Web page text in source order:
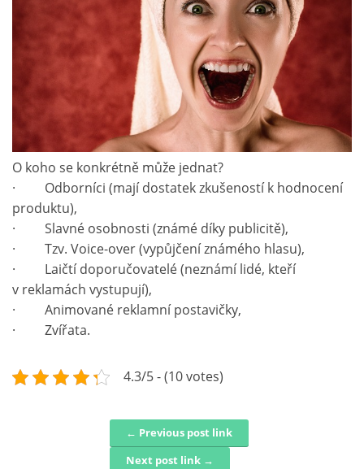
O koho se konkrétně může jednat?
· Odborníci (mají dostatek zkušeností k hodnocení
produktu),
· Slavné osobnosti (známé díky publicitě),
· Tzv. Voice-over (vypůjčení známého hlasu),
· Laičtí doporučovatelé (neznámí lidé, kteří
v reklamách vystupují),
· Animované reklamní postavičky,
· Zvířata.
4.3/5 - (10 votes)
Post navigation← Previous post link
Next post link →